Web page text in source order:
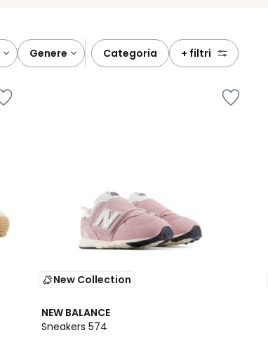
genere categoria + filtri
New Collection
NEW BALANCE
Sneakers 574